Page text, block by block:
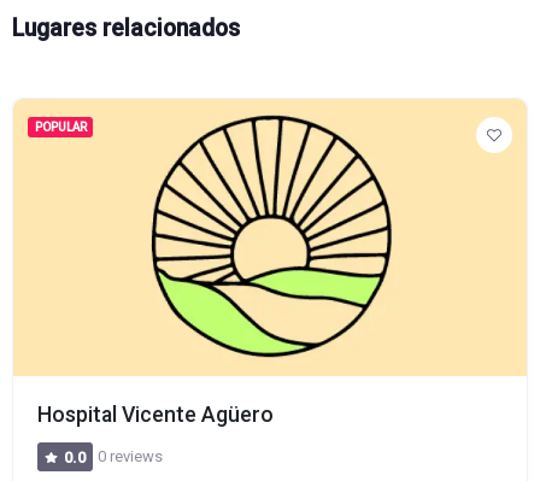
Lugares relacionados
POPULAR
Hospital Vicente Agüero
0.0 0 reviews